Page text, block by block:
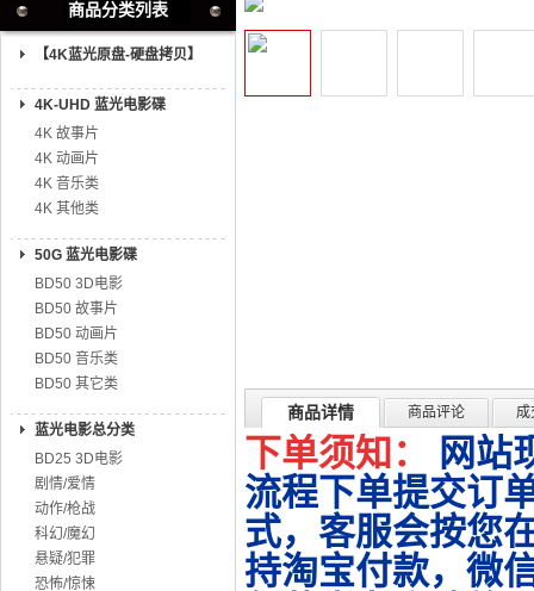
商品分类列表
【4K蓝光原盘-硬盘拷贝】
4K-UHD 蓝光电影碟
4K 故事片
4K 动画片
4K 音乐类
4K 其他类
50G 蓝光电影碟
BD50 3D电影
BD50 故事片
BD50 动画片
BD50 音乐类
BD50 其它类
蓝光电影总分类
BD25 3D电影
剧情/爱情
动作/枪战
科幻/魔幻
悬疑/犯罪
恐怖/惊悚
商品详情 商品评论 成
下单须知：
网站
流程下单提交订
式，客服会按您
持淘宝付款，微